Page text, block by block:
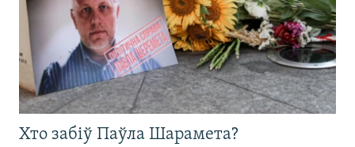
Хто забіў Паўла Шарамета?